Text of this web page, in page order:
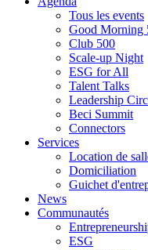
Tous les events
Good Morning
Club 500
Scale-up Night
ESG for All
Talent Talks
Leadership
Beci Summit
Connectors
Services
Location de
Domiciliation
Guichet
News
Communautés
ESG